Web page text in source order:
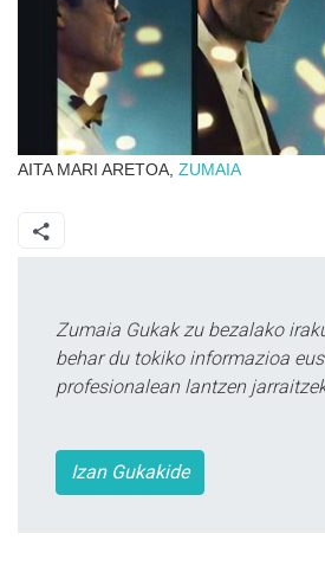
AITA MARI ARETOA, ZUMAIA
Zumaia Gukak zu bezalako
behar du tokiko informazioa
profesionalean lantzen
Izan Gukakide